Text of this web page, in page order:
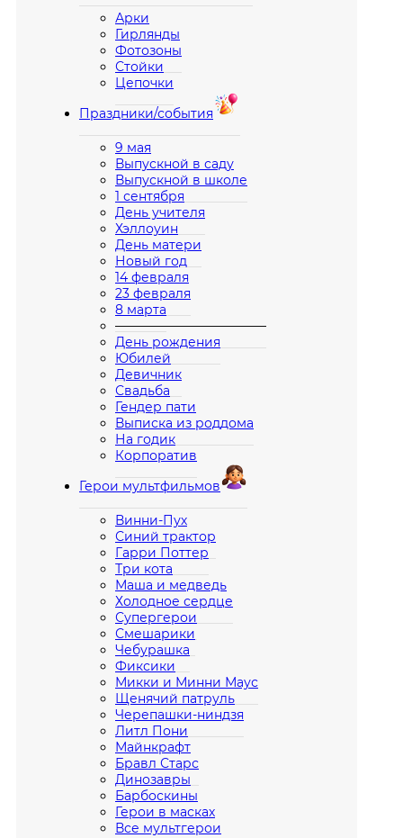
Арки
Гирлянды
Фотозоны
Стойки
Цепочки
Праздники/события
9 мая
Выпускной в саду
Выпускной в школе
1 сентября
День учителя
Хэллоуин
День матери
Новый год
14 февраля
23 февраля
8 марта
————————————
День рождения
Юбилей
Девичник
Свадьба
Гендер пати
Выписка из роддома
На годик
Корпоратив
Герои мультфильмов
Винни-Пух
Синий трактор
Гарри Поттер
Три кота
Маша и медведь
Холодное сердце
Супергерои
Смешарики
Чебурашка
Фиксики
Микки и Минни Маус
Щенячий патруль
Черепашки-ниндзя
Литл Пони
Майнкрафт
Бравл Старс
Динозавры
Барбоскины
Герои в масках
Все мультгерои